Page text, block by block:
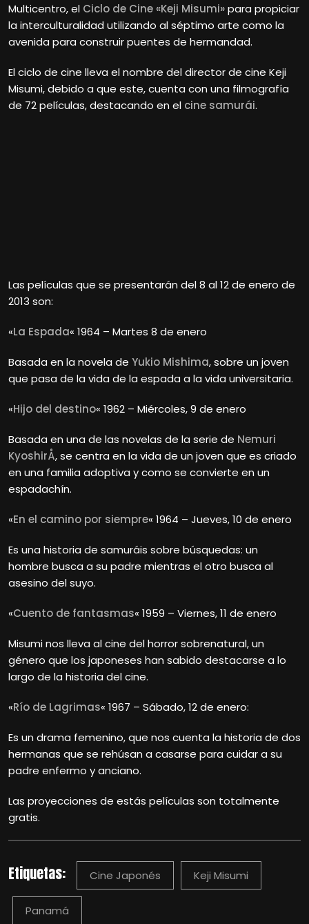
Multicentro, el Ciclo de Cine «Keji Misumi»para propiciar
la interculturalidad utilizando al séptimo arte como la
avenida para construir puentes de hermandad.
El ciclo de cine lleva el nombre del director de cine Keji
Misumi, debido a que este, cuenta con una filmografía
de 72 películas, destacando en el cine samurái.
Las películas que se presentarán del 8 al 12 de enero de
2013 son:
«La Espada« 1964 – Martes 8 de enero
Basada en la novela de Yukio Mishima, sobre un joven
que pasa de la vida de la espada a la vida universitaria.
«Hijo del destino« 1962 – Miércoles, 9 de enero
Basada en una de las novelas de la serie de Nemuri
KyoshirÅ, se centra en la vida de un joven que es criado
en una familia adoptiva y como se convierte en un
espadachín.
«En el camino por siempre« 1964 – Jueves, 10 de enero
Es una historia de samuráis sobre búsquedas: un
hombre busca a su padre mientras el otro busca al
asesino del suyo.
«Cuento de fantasmas« 1959 – Viernes, 11 de enero
Misumi nos lleva al cine del horror sobrenatural, un
género que los japoneses han sabido destacarse a lo
largo de la historia del cine.
«Río de Lagrimas« 1967 – Sábado, 12 de enero:
Es un drama femenino, que nos cuenta la historia de dos
hermanas que se rehúsan a casarse para cuidar a su
padre enfermo y anciano.
Las proyecciones de estás películas son totalmente
gratis.
Etiquetas: Cine Japonés Keji Misumi
Panamá